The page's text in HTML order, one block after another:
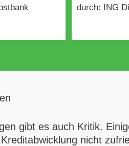
durch: ING
gibt es auch Kritik.
nicht